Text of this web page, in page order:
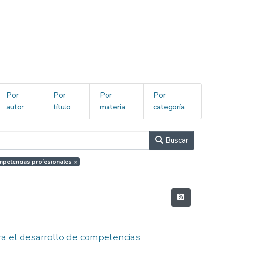
Por
autor
Por
título
Por
materia
Por
categoría
Buscar
profesionales ×
el desarrollo de competencias